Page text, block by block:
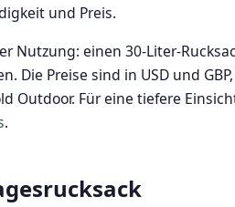
und Preis.
Nutzung: einen 30-Liter-
Die Preise sind in USD und
Outdoor. Für eine tiefere
.